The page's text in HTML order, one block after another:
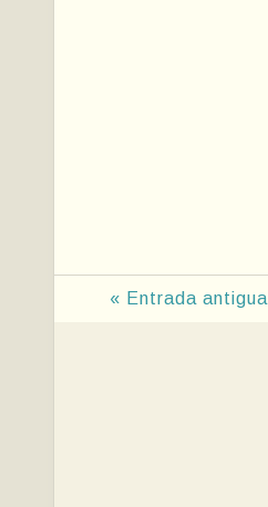
« Entrada antigua